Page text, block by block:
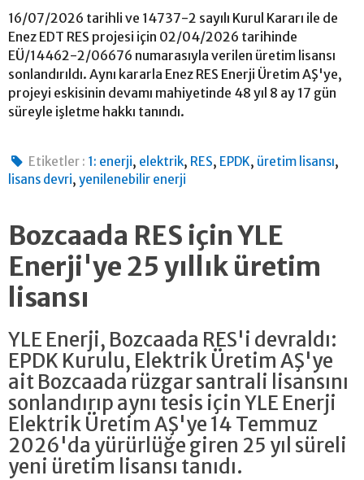
16/07/2026 tarihli ve 14737-2 sayılı Kurul Kararı ile de
Enez EDT RES projesi için 02/04/2026 tarihinde
EÜ/14462-2/06676 numarasıyla verilen üretim lisansı
sonlandırıldı. Aynı kararla Enez RES Enerji Üretim AŞ'ye,
projeyi eskisinin devamı mahiyetinde 48 yıl 8 ay 17 gün
süreyle işletme hakkı tanındı.
Etiketler : 1: enerji, elektrik, RES, EPDK, üretim lisansı,
lisans devri, yenilenebilir enerji
Bozcaada RES için YLE
Enerji'ye 25 yıllık üretim
lisansı
YLE Enerji, Bozcaada RES'i devraldı:
EPDK Kurulu, Elektrik Üretim AŞ'ye
ait Bozcaada rüzgar santrali lisansını
sonlandırıp aynı tesis için YLE Enerji
Elektrik Üretim AŞ'ye 14 Temmuz
2026'da yürürlüğe giren 25 yıl süreli
yeni üretim lisansı tanıdı.